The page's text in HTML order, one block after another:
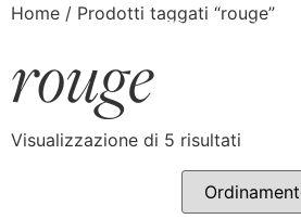
Home / Prodotti taggati “rouge”
rouge
Visualizzazione di 5 risultati